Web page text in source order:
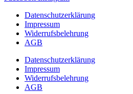
Datenschutzerklärung
Impressum
Widerrufsbelehrung
AGB
Datenschutzerklärung
Impressum
Widerrufsbelehrung
AGB